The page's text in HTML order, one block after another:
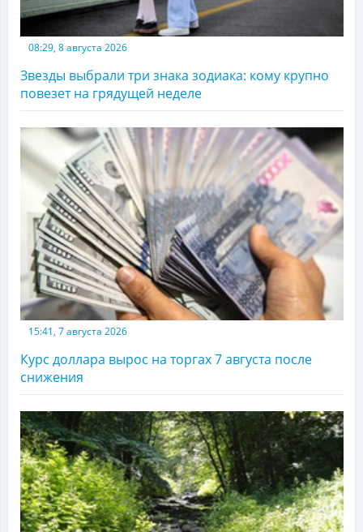
08:29, 8 августа 2026
Звезды выбрали три знака зодиака: кому крупно
повезет на грядущей неделе
15:41, 7 августа 2026
Курс доллара вырос на торгах 7 августа после
снижения